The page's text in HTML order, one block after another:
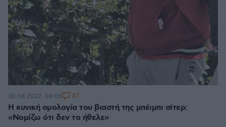
Η κυνική ομολογία του βιαστή της μπέιμπι σίτερ:
«Νομίζω ότι δεν το ήθελε»
30.08.2022, 08:05 87